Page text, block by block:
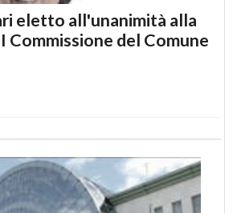
eletto all'unanimità alla
Commissione del Comune